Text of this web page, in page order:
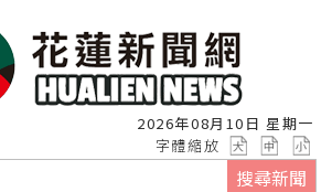
2026年08月10日 星期一
字體縮放
搜尋新聞